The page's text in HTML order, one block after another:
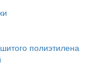
полиэтилена